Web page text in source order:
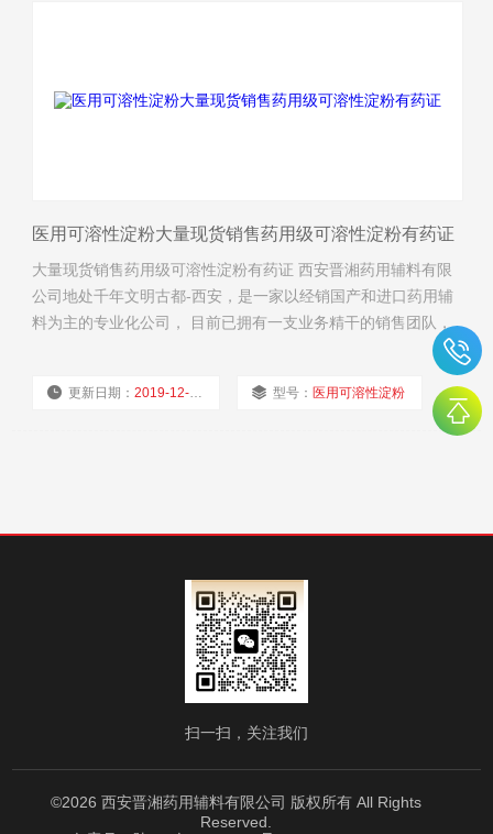
医用可溶性淀粉大量现货销售药用级可溶性淀粉有药证
大量现货销售药用级可溶性淀粉有药证 西安晋湘药用辅料有限
公司地处千年文明古都-西安，是一家以经销国产和进口药用辅
料为主的专业化公司， 目前已拥有一支业务精干的销售团队，
与国内多家药辅生产企业建业了业务合作关系，并建立了售后
体系。 服务承诺：我们以一单一瓶起订为客户量体裁衣，全部
货品按要求配运，保证及时供货。 经营理念：为制药研发网罗
更新日期：2019-12-03 型号：医用可溶性淀粉
扫一扫，关注我们
©2026 西安晋湘药用辅料有限公司 版权所有 All Rights
Reserved.